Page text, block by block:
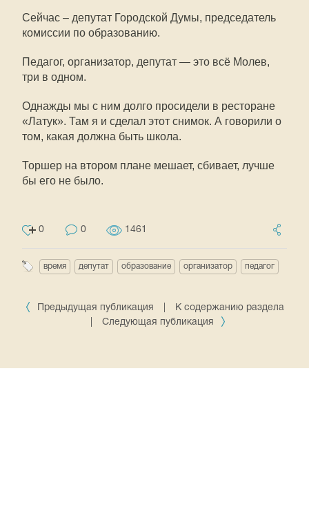
Сейчас – депутат Городской Думы, председатель
комиссии по образованию.
Педагог, организатор, депутат — это всё Молев,
три в одном.
Однажды мы с ним долго просидели в ресторане
«Латук». Там я и сделал этот снимок. А говорили о
том, какая должна быть школа.
Торшер на втором плане мешает, сбивает, лучше
бы его не было.
0 0 1461
время депутат образование организатор педагог
Предыдущая публикация
К содержанию раздела
Следующая публикация